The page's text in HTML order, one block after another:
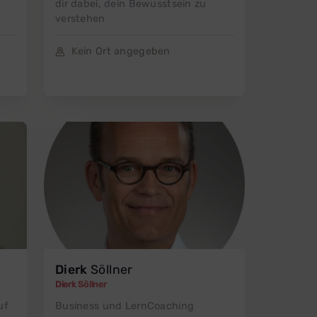
dir dabei, dein Bewusstsein zu
verstehen
Kein Ort angegeben
Dierk Söllner
Dierk Söllner
Business und LernCoaching